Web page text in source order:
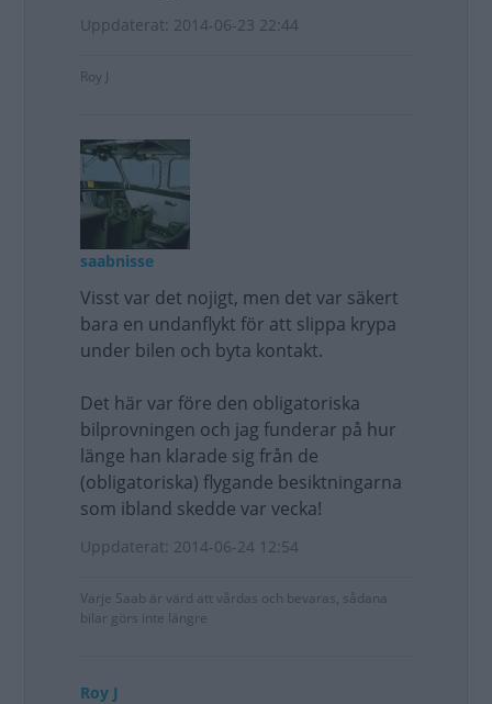
Uppdaterat: 2014-06-23 22:44
Roy J
saabnisse
Visst var det nojigt, men det var säkert
bara en undanflykt för att slippa krypa
under bilen och byta kontakt.
Det här var före den obligatoriska
bilprovningen och jag funderar på hur
länge han klarade sig från de
(obligatoriska) flygande besiktningarna
som ibland skedde var vecka!
Uppdaterat: 2014-06-24 12:54
Varje Saab är värd att vårdas och bevaras, sådana
bilar görs inte längre
Roy J